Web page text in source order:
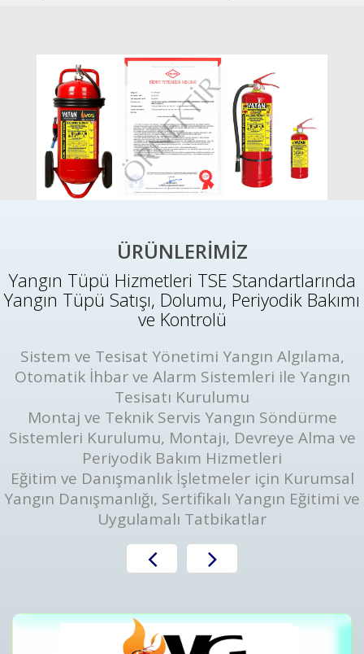
ÜRÜNLERİMİZ
Yangın Tüpü Hizmetleri TSE Standartlarında
Yangın Tüpü Satışı, Dolumu, Periyodik Bakımı
ve Kontrolü
Sistem ve Tesisat Yönetimi Yangın Algılama,
Otomatik İhbar ve Alarm Sistemleri ile Yangın
Tesisatı Kurulumu
Montaj ve Teknik Servis Yangın Söndürme
Sistemleri Kurulumu, Montajı, Devreye Alma ve
Periyodik Bakım Hizmetleri
Eğitim ve Danışmanlık İşletmeler için Kurumsal
Yangın Danışmanlığı, Sertifikalı Yangın Eğitimi ve
Uygulamalı Tatbikatlar